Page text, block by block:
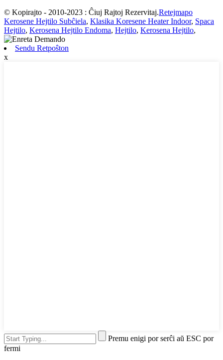
© Kopirajto - 2010-2023 : Ĉiuj Rajtoj Rezervitaj.Retejmapo
Kerosene Hejtilo Subĉiela, Klasika Koresene Heater Indoor, Spaca
Hejtilo, Kerosena Hejtilo Endoma, Hejtilo, Kerosena Hejtilo,
Sendu Retpoŝton
x
Premu enigi por serĉi aŭ ESC por
fermi